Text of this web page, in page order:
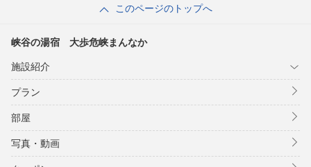
このページのトップへ
峡谷の湯宿 大歩危峡まんなか
施設紹介
プラン
部屋
写真・動画